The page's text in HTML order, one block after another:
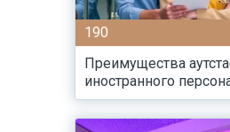
190
Преимущества
иностранного